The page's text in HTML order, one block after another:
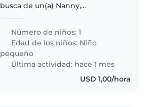
busca de un(a) Nanny,
hijo es muy amigable,
inteligente y cariñoso/a.
Necesitamos a alguien que se..
Número de niños: 1
Edad de los niños: Niño
pequeño
Última actividad: hace 1 mes
USD 1,00/hora